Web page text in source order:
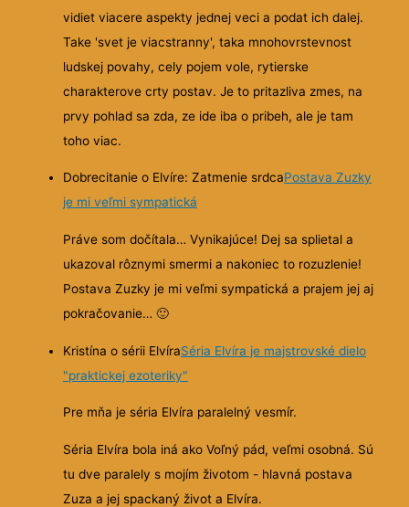
vidiet viacere aspekty jednej veci a podat ich dalej.
Take 'svet je viacstranny', taka mnohovrstevnost
ludskej povahy, cely pojem vole, rytierske
charakterove crty postav. Je to pritazliva zmes, na
prvy pohlad sa zda, ze ide iba o pribeh, ale je tam
toho viac.
Dobrecitanie o Elvíre: Zatmenie srdcaPostava Zuzky
je mi veľmi sympatická
Práve som dočítala… Vynikajúce! Dej sa splietal a
ukazoval rôznymi smermi a nakoniec to rozuzlenie!
Postava Zuzky je mi veľmi sympatická a prajem jej aj
pokračovanie…🙂
Kristína o sérii ElvíraSéria Elvíra je majstrovské dielo
"praktickej ezoteriky"
Pre mňa je séria Elvíra paralelný vesmír.
Séria Elvíra bola iná ako Voľný pád, veľmi osobná. Sú
tu dve paralely s mojím životom - hlavná postava
Zuza a jej spackaný život a Elvíra.